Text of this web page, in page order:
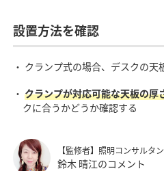
設置方法を確認
・ クランプ式の場合、デスクの天
・ クランプが対応可能な天板の厚
クに合うかどうか確認する
【監修者】照明コンサルタ
鈴木 晴江のコメント